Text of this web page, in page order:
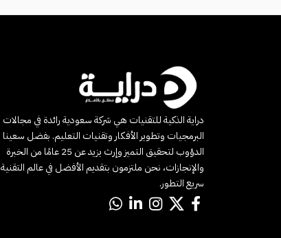
دراية الذكية للتقنيات هي شركة سعودية رائدة في مجالات
البرمجيات وتطوير الأفكار وتقنيات التعليم. بفضل سعينا
الدؤوب لتحقيق التميز وإرث يزيد عن 25 عامًا من الخبرة
والإنجازات، نحن ملتزمون بتقديم الأفضل في عالم التقنية
سريع التطور.